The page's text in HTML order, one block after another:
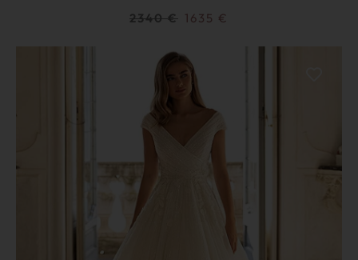
2340€ 1635 €